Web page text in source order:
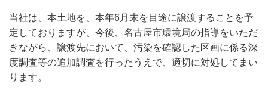
当社は、本土地を、本年6月末を目途に譲渡することを予
定しておりますが、今後、名古屋市環境局の指導をいただ
きながら、譲渡先において、汚染を確認した区画に係る深
度調査等の追加調査を行ったうえで、適切に対処してまい
ります。